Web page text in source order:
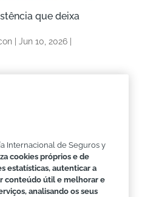
que deixa
| Jun 10, 2026|
que deixa
na Mawdy
memorável.
como fazemos
Internacional de Seguros y
cookies próprios e de
estatísticas, autenticar a
conteúdo útil e melhorar e
analisando os seus